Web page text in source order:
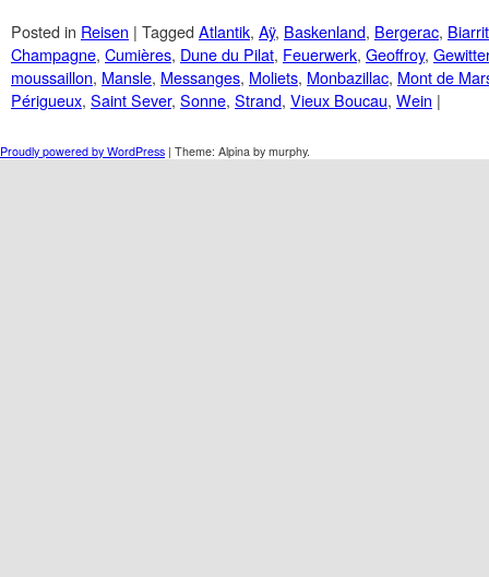
Posted in Reisen | Tagged Atlantik, Aÿ, Baskenland, Bergerac,
Champagne, Cumières, Dune du Pilat, Feuerwerk, Geoffroy, Gewitter
moussaillon, Mansle, Messanges, Moliets, Monbazillac, Mont de
Périgueux, Saint Sever, Sonne, Strand, Vieux Boucau, Wein |
Proudly powered by WordPress | Theme: Alpina by murphy.